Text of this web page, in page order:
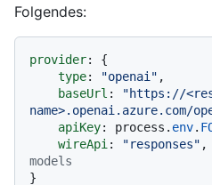
Folgendes:
provider: {
type: "openai" ,
baseUrl :
"https://
name>.openai.azure.com/
apiKey: process. env.
wireApi : "responses"
models